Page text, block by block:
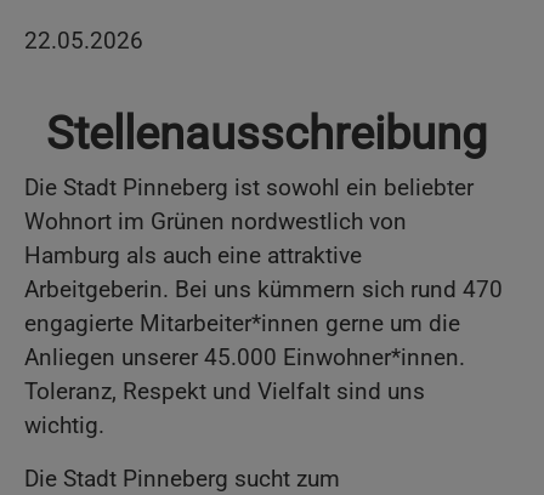
22.05.2026
Stellenausschreibung
Die Stadt Pinneberg ist sowohl ein beliebter
Wohnort im Grünen nordwestlich von
Hamburg als auch eine attraktive
Arbeitgeberin. Bei uns kümmern sich rund 470
engagierte Mitarbeiter*innen gerne um die
Anliegen unserer 45.000 Einwohner*innen.
Toleranz, Respekt und Vielfalt sind uns
wichtig.
Die Stadt Pinneberg sucht zum